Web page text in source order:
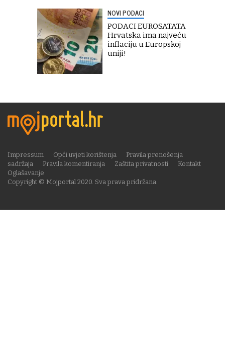
NOVI PODACI
PODACI EUROSATATA
Hrvatska ima najveću
inflaciju u Europskoj
uniji!
Copyright © Mojportal 2020. Sva prava pridržana.
Impressum Opći uvjeti korištenja
Pravila prenošenja
sadržaja
Pravila komentiranja Zaštita privatnosti
Kontakt
Oglašavanje